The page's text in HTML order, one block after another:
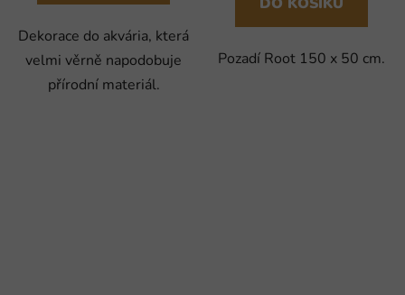
Dekorace do akvária, která
velmi věrně napodobuje
přírodní materiál.
Pozadí Root 150 x 50 cm.